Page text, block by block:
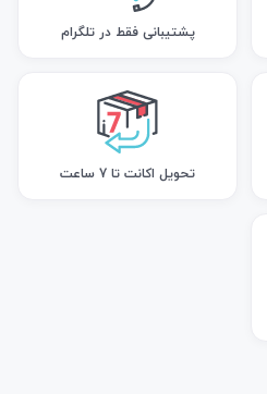
پشتیبانی فقط در تلگرام
تحویل اکانت تا 7 ساعت